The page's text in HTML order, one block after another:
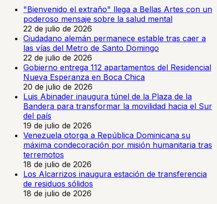
"Bienvenido el extraño" llega a Bellas Artes con un
poderoso mensaje sobre la salud mental
22 de julio de 2026
Ciudadano alemán permanece estable tras caer a
las vías del Metro de Santo Domingo
22 de julio de 2026
Gobierno entrega 112 apartamentos del Residencial
Nueva Esperanza en Boca Chica
20 de julio de 2026
Luis Abinader inaugura túnel de la Plaza de la
Bandera para transformar la movilidad hacia el Sur
del país
19 de julio de 2026
Venezuela otorga a República Dominicana su
máxima condecoración por misión humanitaria tras
terremotos
18 de julio de 2026
Los Alcarrizos inaugura estación de transferencia
de residuos sólidos
18 de julio de 2026